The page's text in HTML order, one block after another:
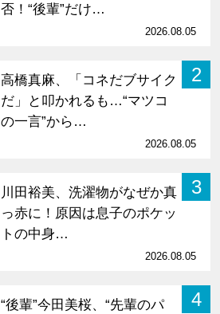
否！“後輩”だけ…
2026.08.05
2
高橋真麻、「コネだブサイク
だ」と叩かれるも…“マツコ
の一言”から…
2026.08.05
3
川田裕美、洗濯物がなぜか真
っ赤に！原因は息子のポケッ
トの中身…
2026.08.05
4
“後輩”今田美桜、“先輩のパ